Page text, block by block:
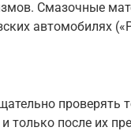
Смазочные
автомобилях
проверять
только после их